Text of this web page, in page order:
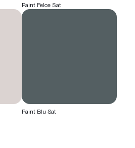
Paint Felce Sat
Paint Blu Sat